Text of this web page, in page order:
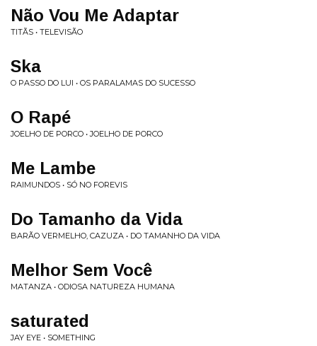
Não Vou Me Adaptar
TITÃS • TELEVISÃO
Ska
O PASSO DO LUI • OS PARALAMAS DO SUCESSO
O Rapé
JOELHO DE PORCO • JOELHO DE PORCO
Me Lambe
RAIMUNDOS • SÓ NO FOREVIS
Do Tamanho da Vida
BARÃO VERMELHO, CAZUZA • DO TAMANHO DA VIDA
Melhor Sem Você
MATANZA • ODIOSA NATUREZA HUMANA
saturated
JAY EYE • SOMETHING